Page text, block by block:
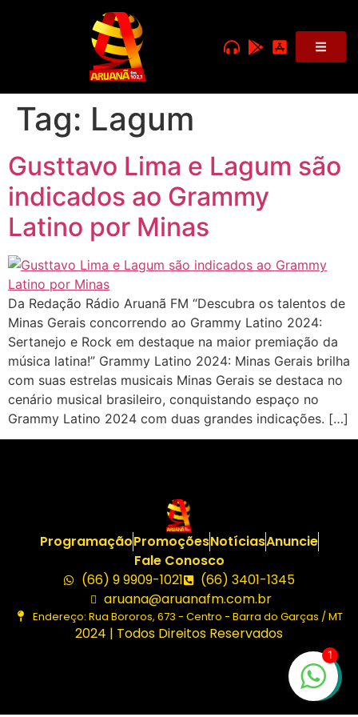
Tag: Lagum
Gusttavo Lima e Lagum são
indicados ao Grammy
Latino por Minas
Da Redação Rádio Aruanã FM “Descubra os talentos de
Minas Gerais concorrendo ao Grammy Latino 2024:
Sertanejo e Rock em destaque na maior premiação da
música latina!” Grammy Latino 2024: Minas Gerais brilha
com suas estrelas musicais Minas Gerais se destaca no
cenário musical brasileiro, conquistando espaço no
Grammy Latino 2024 com duas grandes indicações. […]
ProgramaçãoPromoçõesNotíciasAnuncie
Fale Conosco
(66) 9 9909-1021
(66) 3401-1345
aruana@aruanafm.com.br
Endereço: Rua Bororos, 673 - Centro - Barra do Garças / MT
2024 | Todos Direitos Reservados
1